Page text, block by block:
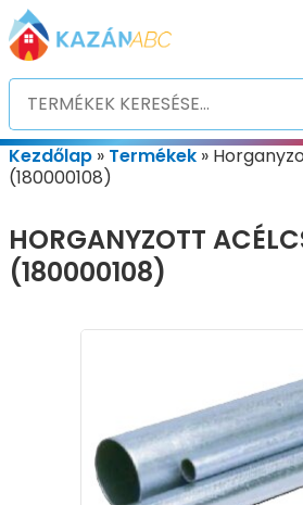
Kezdőlap » Termékek »
(180000108)
HORGANYZOTT
(180000108)